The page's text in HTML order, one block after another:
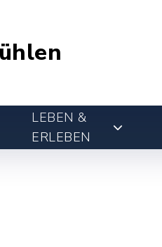
LEBEN &
ERLEBEN